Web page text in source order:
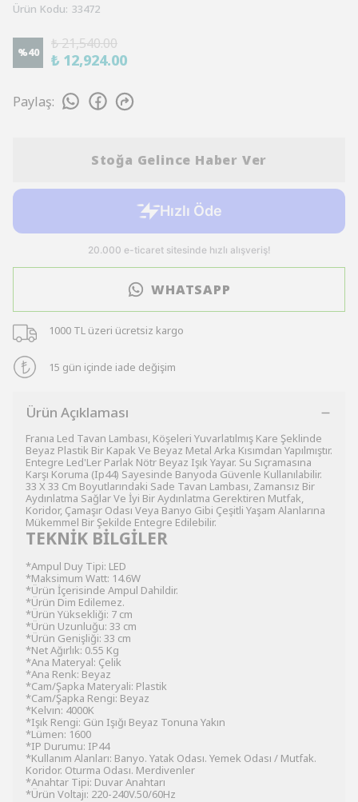
Ürün Kodu: 33472
%40
₺ 21,540.00
₺ 12,924.00
Paylaş:
Stoğa Gelince Haber Ver
WHATSAPP
1000 TL üzeri ücretsiz kargo
15 gün içinde iade değişim
Ürün Açıklaması
Franıa Led Tavan Lambası, Köşeleri Yuvarlatılmış Kare Şeklinde
Beyaz Plastik Bir Kapak Ve Beyaz Metal Arka Kısımdan Yapılmıştır.
Entegre Led'Ler Parlak Nötr Beyaz Işık Yayar. Su Sıçramasına
Karşı Koruma (Ip44) Sayesinde Banyoda Güvenle Kullanılabilir.
33 X 33 Cm Boyutlarındaki Sade Tavan Lambası, Zamansız Bir
Aydınlatma Sağlar Ve İyi Bir Aydınlatma Gerektiren Mutfak,
Koridor, Çamaşır Odası Veya Banyo Gibi Çeşitli Yaşam Alanlarına
Mükemmel Bir Şekilde Entegre Edilebilir.
TEKNİK BİLGİLER
*Ampul Duy Tipi: LED
*Maksimum Watt: 14.6W
*Ürün İçerisinde Ampul Dahildir.
*Ürün Dim Edilemez.
*Ürün Yüksekliği: 7 cm
*Ürün Uzunluğu: 33 cm
*Ürün Genişliği: 33 cm
*Net Ağırlık: 0.55 Kg
*Ana Materyal: Çelik
*Ana Renk: Beyaz
*Cam/Şapka Materyali: Plastik
*Cam/Şapka Rengi: Beyaz
*Kelvın: 4000K
*Işık Rengi: Gün Işığı Beyaz Tonuna Yakın
*Lümen: 1600
*IP Durumu: IP44
*Kullanım Alanları: Banyo. Yatak Odası. Yemek Odası / Mutfak.
Koridor. Oturma Odası. Merdivenler
*Anahtar Tipi: Duvar Anahtarı
*Ürün Voltajı: 220-240V.50/60Hz